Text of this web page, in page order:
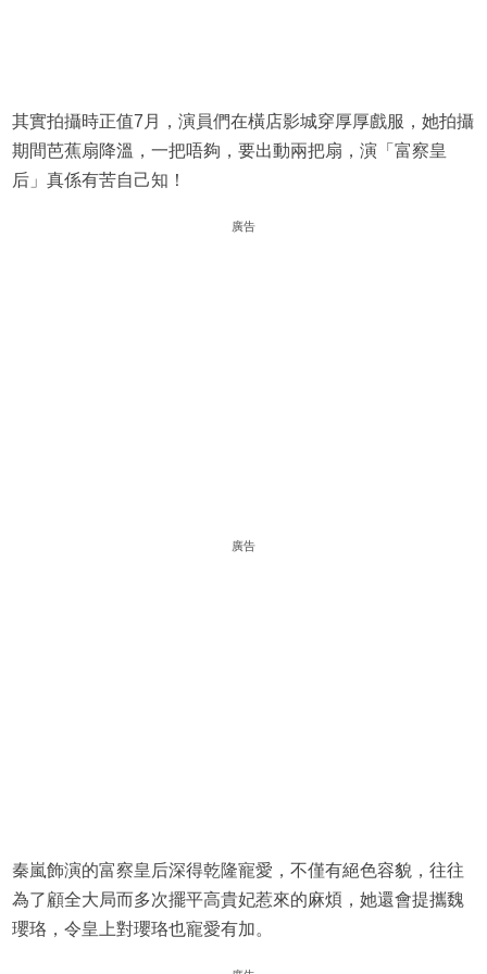
其實拍攝時正值7月，演員們在橫店影城穿厚厚戲服，她拍攝
期間芭蕉扇降溫，一把唔夠，要出動兩把扇，演「富察皇
后」真係有苦自己知！
廣告
廣告
秦嵐飾演的富察皇后深得乾隆寵愛，不僅有絕色容貌，往往
為了顧全大局而多次擺平高貴妃惹來的麻煩，她還會提攜魏
瓔珞，令皇上對瓔珞也寵愛有加。